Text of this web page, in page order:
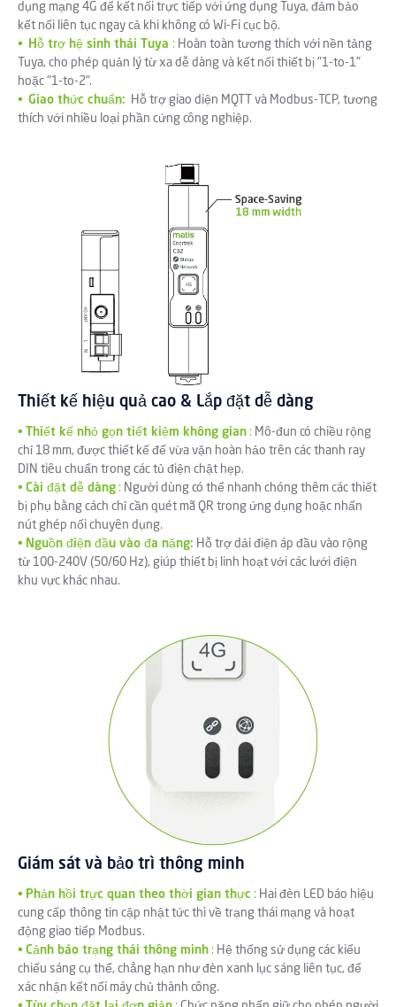
dụng mạng 4G để kết nối trực tiếp với ứng dụng Tuya, đảm bảo
kết nối liên tục ngay cả khi không có Wi-Fi cục bộ.
•
Hỗ trợ hệ sinh thái Tuya : Hoàn toàn tương thích với nền tảng
Tuya, cho phép quản lý từ xa dễ dàng và kết nối thiết bị "1-to-1"
hoặc "1-to-2".
• Giao thức chuẩn:
Hỗ trợ giao diện MQTT và Modbus-TCP, tương
thích với nhiều loại phần cứng công nghiệp.
Thiết kế hiệu quả cao & Lắp đặt dễ dàng
• Thiết kế nhỏ gọn tiết kiệm không gian : Mô-đun có chiều rộng
chỉ 18 mm, được thiết kế để vừa vặn hoàn hảo trên các thanh ray
DIN tiêu chuẩn trong các tủ điện chật hẹp.
• Cài đặt dễ dàng : Người dùng có thể nhanh chóng thêm các thiết
bị phụ bằng cách chỉ cần quét mã QR trong ứng dụng hoặc nhấn
nút ghép nối chuyên dụng.
• Nguồn điện đầu vào đa năng: Hỗ trợ dải điện áp đầu vào rộng
từ 100-240V (50/60 Hz), giúp thiết bị linh hoạt với các lưới điện
khu vực khác nhau.
Giám sát và bảo trì thông minh
• Phản hồi trực quan theo thời gian thực : Hai đèn LED báo hiệu
cung cấp thông tin cập nhật tức thì về trạng thái mạng và hoạt
động giao tiếp Modbus.
• Cảnh báo trạng thái thông minh : Hệ thống sử dụng các kiểu
chiếu sáng cụ thể, chẳng hạn như đèn xanh lục sáng liên tục, để
xác nhận kết nối máy chủ thành công.